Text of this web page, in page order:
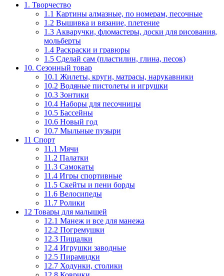
1. Творчество
1.1 Картины алмазные, по номерам, песочные
1.2 Вышивка и вязание, плетение
1.3 Акваручки, фломастеры, доски для рисования,
мольберты
1.4 Раскраски и гравюры
1.5 Сделай сам (пластилин, глина, песок)
10. Сезонный товар
10.1 Жилеты, круги, матрасы, нарукавники
10.2 Водяные пистолеты и игрушки
10.3 Зонтики
10.4 Наборы для песочницы
10.5 Бассейны
10.6 Новый год
10.7 Мыльные пузыри
11 Спорт
11.1 Мячи
11.2 Палатки
11.3 Самокаты
11.4 Игры спортивные
11.5 Скейты и пени борды
11.6 Велосипеды
11.7 Ролики
12 Товары для малышей
12.1 Манеж и все для манежа
12.2 Погремушки
12.3 Пищалки
12.4 Игрушки заводные
12.5 Пирамидки
12.7 Ходунки, столики